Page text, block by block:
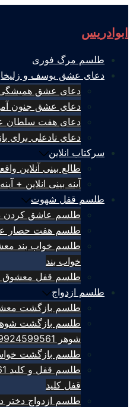
to
content
ابوادریس
طلسم مرگ فوری
دعای عشق یوسف و زلیخا
دعای عشق همیشگی
دعای عشق جنون آمیز
دعای هفت سلطان عشق
دعای نادعلی برای بازگشت
سرکتاب انلاین
طالع بینی آنلاین واقعی با
آینه بینی انلاین + آینه بینی
طلسم قفل شهوت
طلسم عاشق کردن دختر
طلسم هفت حصار
خواب بند
طلسم قفل معشوق فوری
طلسم ازدواج
طلسم بازگشت معشوق فوری
طلسم بازگشت
شوهر 09924599561
طلسم بازگشت خواستگار
قفل کلید
طلسم ازدواج دختر در یک